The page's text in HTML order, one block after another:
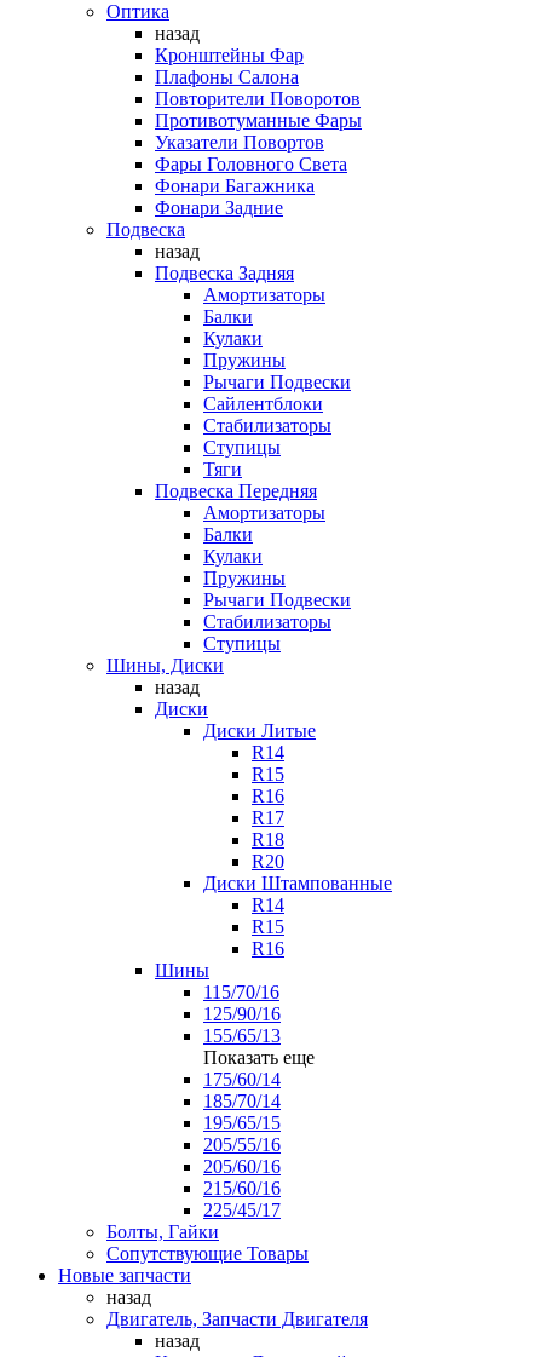
Оптика
назад
Кронштейны Фар
Плафоны Салона
Повторители Поворотов
Противотуманные Фары
Указатели Повортов
Фары Головного Света
Фонари Багажника
Фонари Задние
Подвеска
назад
Подвеска Задняя
Амортизаторы
Балки
Кулаки
Пружины
Рычаги Подвески
Сайлентблоки
Стабилизаторы
Ступицы
Тяги
Подвеска Передняя
Амортизаторы
Балки
Кулаки
Пружины
Рычаги Подвески
Стабилизаторы
Ступицы
Шины, Диски
назад
Диски
Диски Литые
R14
R15
R16
R17
R18
R20
Диски Штампованные
R14
R15
R16
Шины
115/70/16
125/90/16
155/65/13
Показать еще
175/60/14
185/70/14
195/65/15
205/55/16
205/60/16
215/60/16
225/45/17
Болты, Гайки
Сопутствующие Товары
Новые запчасти
назад
Двигатель, Запчасти Двигателя
назад